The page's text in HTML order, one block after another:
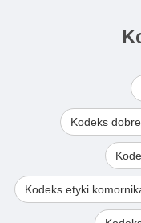
Kodeks
Kodeks etyki